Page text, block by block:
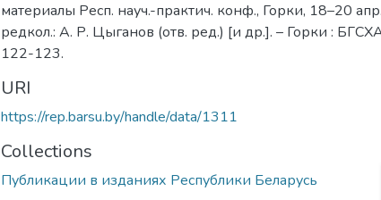
материалы Респ. науч.-практич. конф., Горки, 18–20
редкол.: А. Р. Цыганов (отв. ред.) [и др.]. – Горки :
122-123.
URI
https://rep.barsu.by/handle/data/1311
Collections
Публикации в изданиях Республики Беларусь